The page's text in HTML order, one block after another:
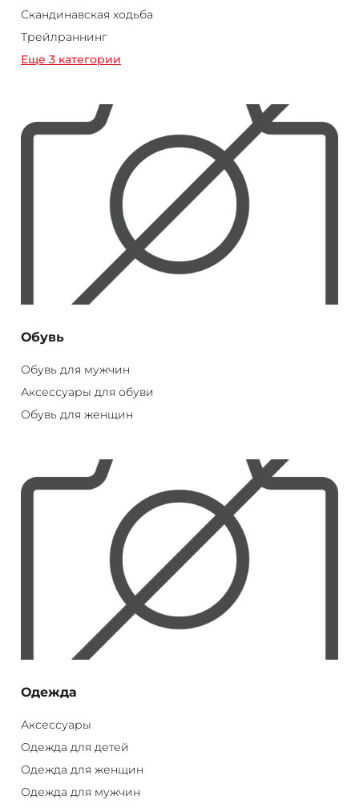
Скандинавская ходьба
Трейлраннинг
Еще 3 категории
Обувь
Обувь для мужчин
Аксессуары для обуви
Обувь для женщин
Одежда
Аксессуары
Одежда для детей
Одежда для женщин
Одежда для мужчин